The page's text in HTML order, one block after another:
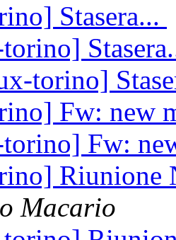
Stasera...
torino]
Fw: new
Fw:
Riunione
Macario